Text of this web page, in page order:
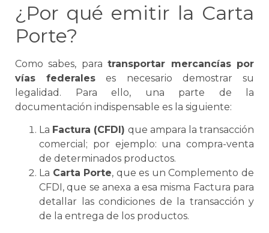
¿Por qué emitir la Carta
Porte?
Como sabes, paratransportar mercancías por
vías federales es necesario demostrar su
legalidad. Para ello, una parte de la
documentación indispensable es la siguiente:
La Factura (CFDI) que ampara la transacción
comercial; por ejemplo: una compra-venta
de determinados productos.
La Carta Porte, que es un Complemento de
CFDI, que se anexa a esa misma Factura para
detallar las condiciones de la transacción y
de la entrega de los productos.